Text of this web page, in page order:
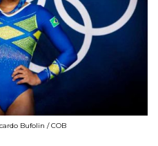
Bufolin / COB